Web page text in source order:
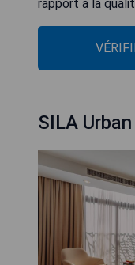
rapport à la
SILA